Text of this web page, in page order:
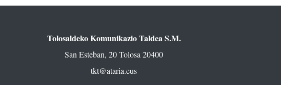
Tolosaldeko Komunikazio Taldea S.M.
San Esteban, 20 Tolosa 20400
tkt@ataria.eus